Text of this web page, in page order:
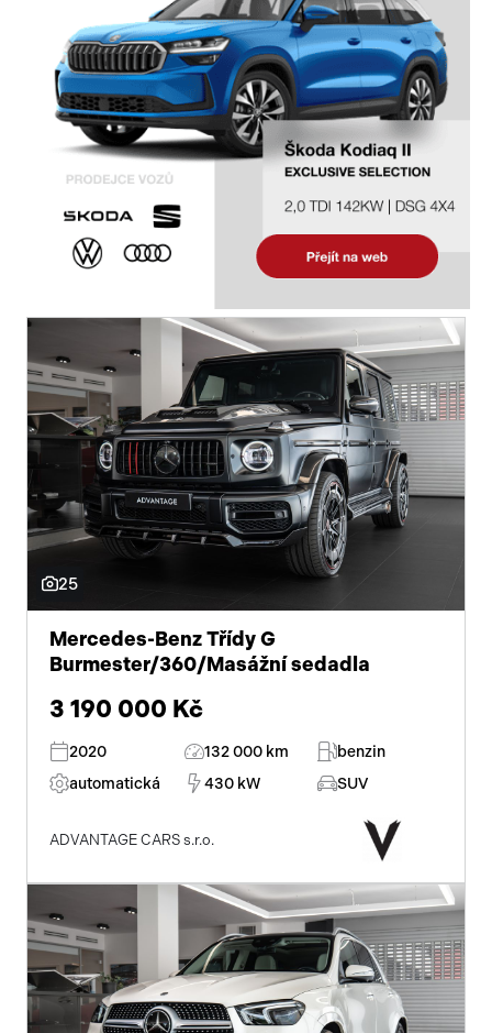
isofix
el. seřiditelná sedadla
zadní stěrač
el. zrcátka
senzor stěračů
el. okna
přední světla LED
centrál dálkový
dělená zadní sedadla
posilovač řízení
stabilizace podvozku (ESP)
protiprokluzový systém kol (ASR)
pohon 4x4
ABS
tempomat
parkovací senzory přední
hlídání mrtvého úhlu
plnohodnotné rezervní kolo
25
Mercedes-Benz Třídy G
Burmester/360/Masážní sedadla
3 190 000 Kč
2020 132 000 km
benzin
automatická
430 kW SUV
ADVANTAGE CARS s.r.o.